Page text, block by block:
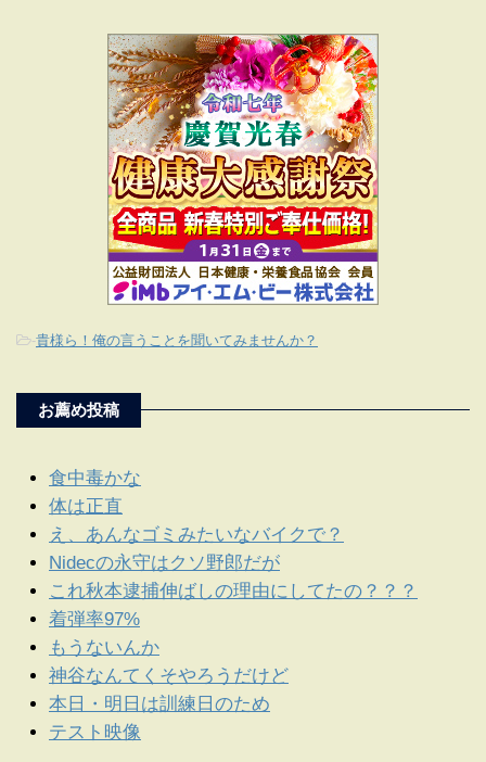
-貴様ら！俺の言うことを聞いてみませんか？
お薦め投稿
食中毒かな
体は正直
え、あんなゴミみたいなバイクで？
Nidecの永守はクソ野郎だが
これ秋本逮捕伸ばしの理由にしてたの？？？
着弾率97%
もうないんか
神谷なんてくそやろうだけど
本日・明日は訓練日のため
テスト映像